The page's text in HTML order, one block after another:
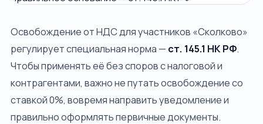
Блог
О компании
Контакты
Спросить ИИ
ПРОВЕРИМ ПРОЕКТ И СОБЕРЁМ МАРШРУТ
Освобождение от НДС для участников «Сколково»
регулирует специальная норма — ст. 145.1 НК РФ.
Чтобы применять её без споров с налоговой и
контрагентами, важно не путать освобождение со
ставкой 0%, вовремя направить уведомление и
правильно оформлять первичные документы.